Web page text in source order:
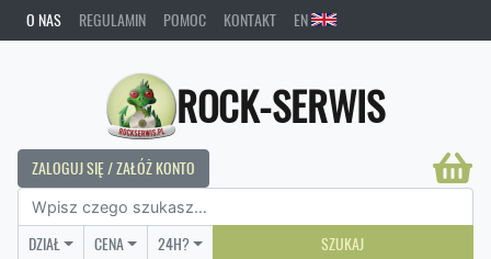
O NAS REGULAMIN POMOC KONTAKT EN
ROCK-SERWIS
ZALOGUJ SIĘ / ZAŁÓŻ KONTO
DZIAŁ CENA 24H? SZUKAJ